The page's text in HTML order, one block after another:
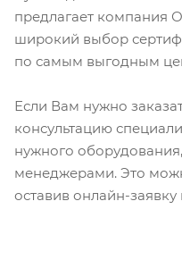
предлагает компания
широкий выбор
по самым выгодным
Если Вам нужно
консультацию
нужного
менеджерами. Это
оставив онлайн-заявку